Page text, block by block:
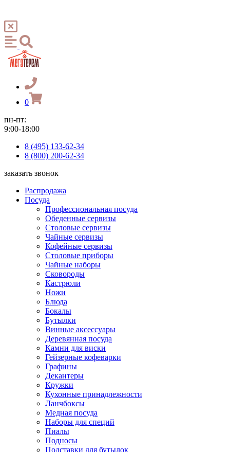
0
пн-пт:
9:00-18:00
8 (495) 133-62-34
8 (800) 200-62-34
заказать звонок
Распродажа
Посуда
Профессиональная посуда
Обеденные сервизы
Столовые сервизы
Чайные сервизы
Кофейные сервизы
Столовые приборы
Чайные наборы
Сковороды
Кастрюли
Ножи
Блюда
Бокалы
Бутылки
Винные аксессуары
Деревянная посуда
Камни для виски
Гейзерные кофеварки
Графины
Декантеры
Кружки
Кухонные принадлежности
Ланчбоксы
Медная посуда
Наборы для специй
Пиалы
Подносы
Подставки для бутылок